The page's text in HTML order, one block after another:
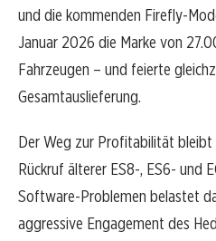
und die kommenden Firefly-
Januar 2026 die Marke von
Fahrzeugen – und feierte
Gesamtauslieferung.
Der Weg zur Profitabilität bleibt
Rückruf älterer ES8-, ES6- und
Software-Problemen belastet
aggressive Engagement des